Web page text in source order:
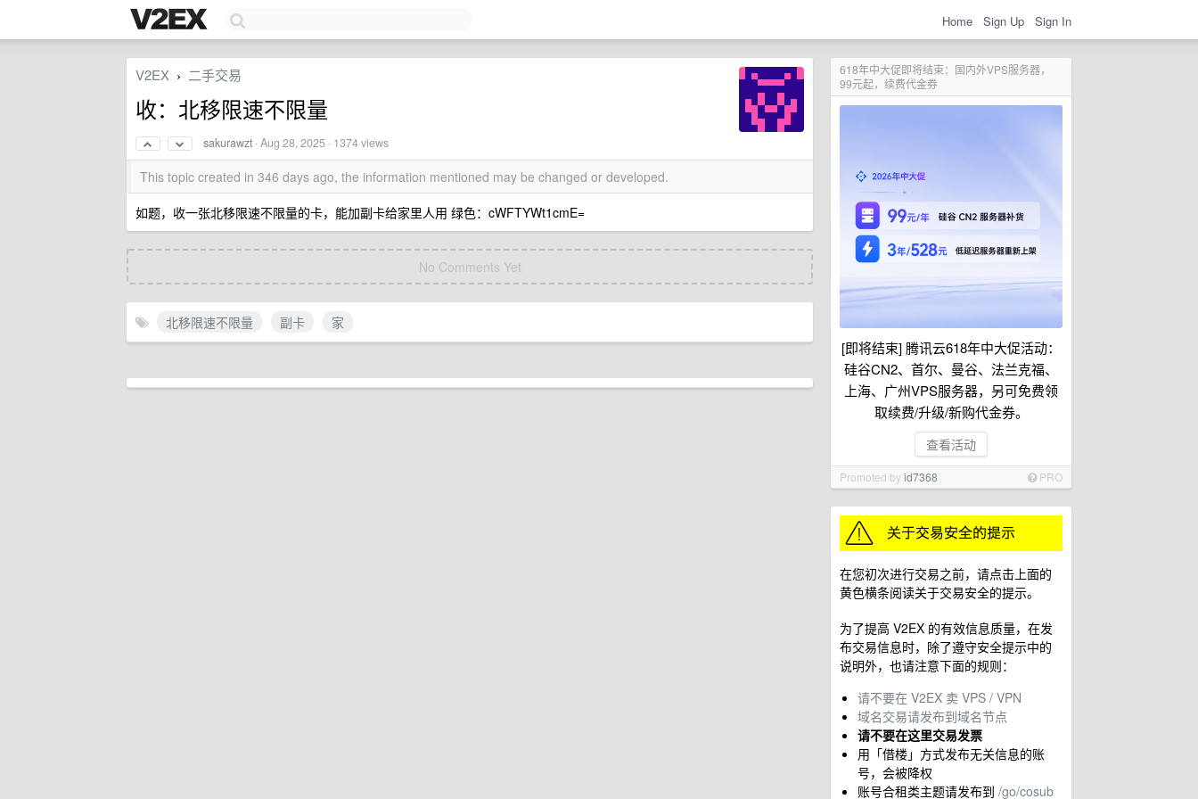
Home Sign Up Sign In
618年中大促即将结束：国内外VPS服务器，
99元起，续费代金券
[即将结束] 腾讯云618年中大促活动：
硅谷CN2、首尔、曼谷、法兰克福、
上海、广州VPS服务器，另可免费领
取续费/升级/新购代金券。
查看活动
Promoted byid7368 PRO
在您初次进行交易之前，请点击上面的
黄色横条阅读关于交易安全的提示。
为了提高 V2EX 的有效信息质量，在发
布交易信息时，除了遵守安全提示中的
说明外，也请注意下面的规则：
请不要在 V2EX 卖 VPS / VPN
域名交易请发布到域名节点
请不要在这里交易发票
用「借楼」方式发布无关信息的账
号，会被降权
账号合租类主题请发布到 /go/cosub
V2EX › 二手交易
收：北移限速不限量
sakurawzt ·Aug 28, 2025 · 1374 views
This topic created in 346 days ago, the information mentioned may be changed or developed.
如题，收一张北移限速不限量的卡，能加副卡给家里人用 绿色：cWFTYWt1cmE=
No Comments Yet
北移限速不限量 副卡 家